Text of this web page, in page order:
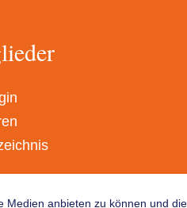
anbieten zu können und